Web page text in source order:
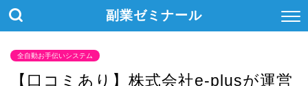
副業ゼミナール
全自動お手伝いシステム
【口コミあり】株式会社e-plusが運営